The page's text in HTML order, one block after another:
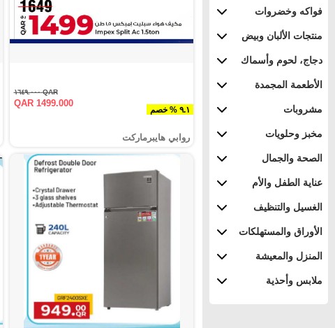
فواكه وخضروات
منتجات الألبان وبيض
دجاج، لحوم وأسماك
الأطعمة المجمدة
مشروبات
مخبز وحلويات
الصحة والجمال
عناية الطفل والأم
الغسيل والتنظيف
الأوراق والمستهلكات
المنزل والمعيشة
ملابس وأحذية
٩.١ % خصم
QAR ١٦٤٩.٠٠٠
QAR 1499.000
روابي هايبرماركت